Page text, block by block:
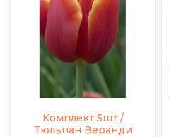
Комплект 5шт /
Тюльпан Веранди